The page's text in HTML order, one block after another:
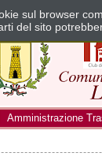
Amministrazione
sul browser
del sito